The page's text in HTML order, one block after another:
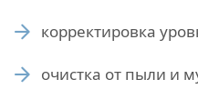
корректировка
очистка от пыли и